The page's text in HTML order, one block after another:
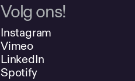
Volg ons!
Instagram
Vimeo
LinkedIn
Spotify